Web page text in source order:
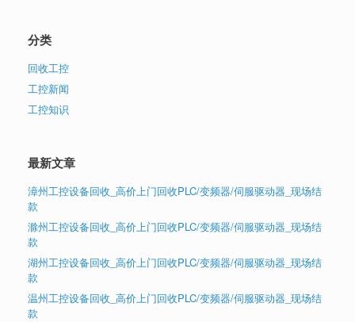
分类
回收工控
工控新闻
工控知识
最新文章
漳州工控设备回收_高价上门回收PLC/变频器/伺服驱动器_现场结
款
滁州工控设备回收_高价上门回收PLC/变频器/伺服驱动器_现场结
款
湖州工控设备回收_高价上门回收PLC/变频器/伺服驱动器_现场结
款
温州工控设备回收_高价上门回收PLC/变频器/伺服驱动器_现场结
款